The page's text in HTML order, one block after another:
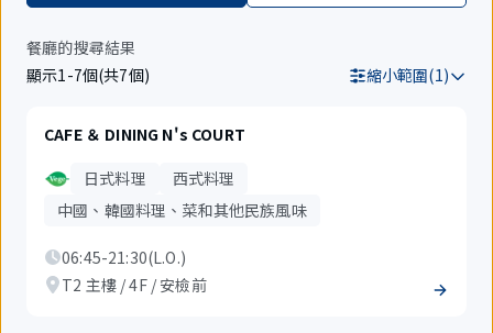
餐廳的搜尋結果
顯示1-7個(共7個)
縮小範圍(1)
CAFE ＆ DINING N's COURT
日式料理
西式料理
中國、韓國料理、菜和其他民族風味
06:45-21:30(L.O.)
T2 主樓 / 4F / 安檢前